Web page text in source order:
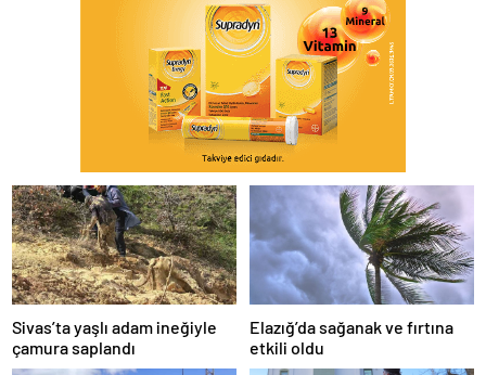
Sivas’ta yaşlı adam ineğiyle
çamura saplandı
Elazığ’da sağanak ve fırtına
etkili oldu